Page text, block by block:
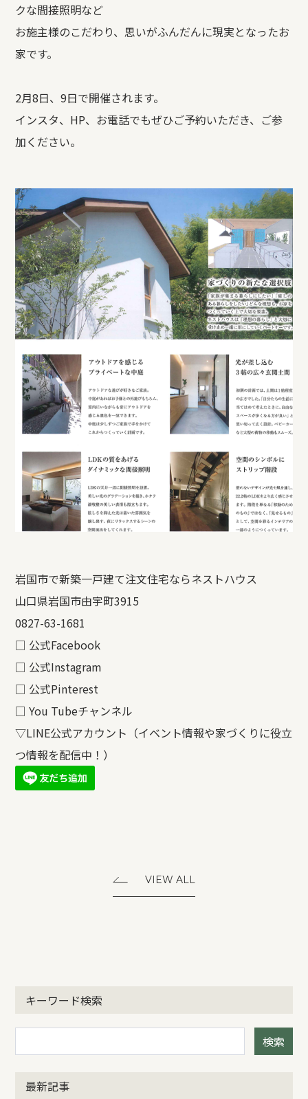
クな間接照明など
お施主様のこだわり、思いがふんだんに現実となったお
家です。
2月8日、9日で開催されます。
インスタ、HP、お電話でもぜひご予約いただき、ご参
加ください。
岩国市で新築一戸建て注文住宅ならネストハウス
山口県岩国市由宇町3915
0827-63-1681
□ 公式Facebook
□ 公式Instagram
□ 公式Pinterest
□You Tubeチャンネル
▽LINE公式アカウント（イベント情報や家づくりに役立
つ情報を配信中！）
キーワード検索
検索
最新記事
VIEW ALL